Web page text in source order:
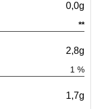
0,0g
**
2,8g
1 %
1,7g